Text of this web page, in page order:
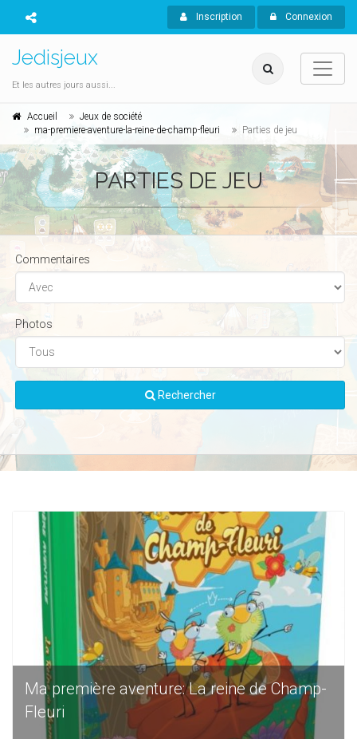
Inscription Connexion
Jedisjeux
Et les autres jours aussi...
Accueil
Jeux de société
ma-premiere-aventure-la-reine-de-champ-fleuri
Parties de jeu
PARTIES DE JEU
Commentaires
Photos
Rechercher
Ma première aventure: La reine de Champ-
Fleuri